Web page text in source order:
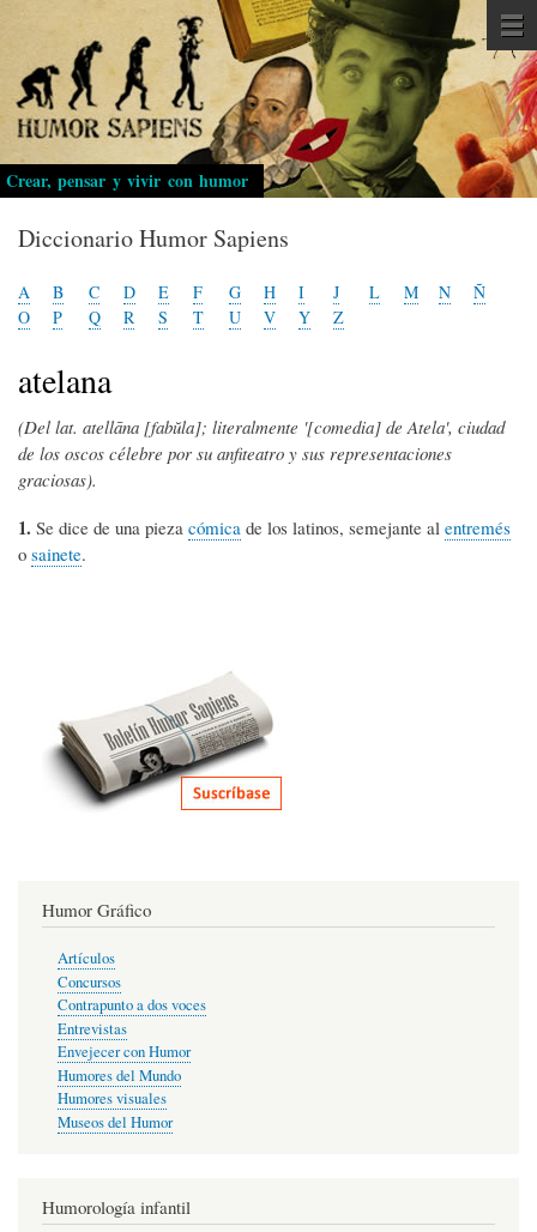
Pasar
al
contenido
principal
Crear, pensar y vivir con humor
Diccionario Humor Sapiens
A B C D E F G H I J L M N
Ñ
O
P Q R S T U V Y Z
atelana
(Del lat. atellāna [fabŭla]; literalmente '[comedia] de Atela', ciudad
de los oscos célebre por su anfiteatro y sus representaciones
graciosas).
1. Se dice de una pieza cómica de los latinos, semejante al entremés
o sainete.
Humor Gráfico
Artículos
Concursos
Contrapunto a dos voces
Entrevistas
Envejecer con Humor
Humores del Mundo
Humores visuales
Museos del Humor
Humorología infantil